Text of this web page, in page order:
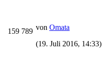
159 789 von Omata
(19. Juli 2016, 14:33)